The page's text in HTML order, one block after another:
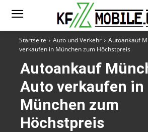
Startseite Auto und Verkehr
Autoankauf
verkaufen in München zum Höchstpreis
Autoankauf
Auto verkaufen in
München zum
Höchstpreis